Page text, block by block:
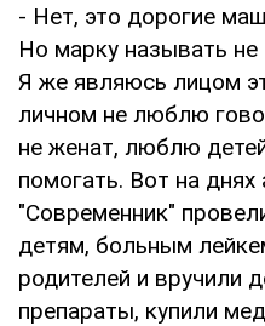
- Нет, это дорогие
Но марку называть
Я же являюсь лицом
личном не люблю
не женат, люблю
помогать. Вот на днях
"Современник"
детям, больным
родителей и вручили
препараты, купили